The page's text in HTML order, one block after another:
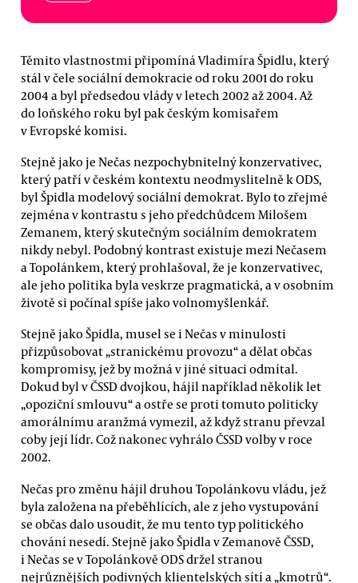
Těmito vlastnostmi připomíná Vladimíra Špidlu, který
stál v čele sociální demokracie od roku 2001 do roku
2004 a byl předsedou vlády v letech 2002 až 2004. Až
do loňského roku byl pak českým komisařem
v Evropské komisi.
Stejně jako je Nečas nezpochybnitelný konzervativec,
který patří v českém kontextu neodmyslitelně k ODS,
byl Špidla modelový sociální demokrat. Bylo to zřejmé
zejména v kontrastu s jeho předchůdcem Milošem
Zemanem, který skutečným sociálním demokratem
nikdy nebyl. Podobný kontrast existuje mezi Nečasem
a Topolánkem, který prohlašoval, že je konzervativec,
ale jeho politika byla veskrze pragmatická, a v osobním
životě si počínal spíše jako volnomyšlenkář.
Stejně jako Špidla, musel se i Nečas v minulosti
přizpůsobovat „stranickému provozu“ a dělat občas
kompromisy, jež by možná v jiné situaci odmítal.
Dokud byl v ČSSD dvojkou, hájil například několik let
„opoziční smlouvu“ a ostře se proti tomuto politicky
amorálnímu aranžmá vymezil, až když stranu převzal
coby její lídr. Což nakonec vyhrálo ČSSD volby v roce
2002.
Nečas pro změnu hájil druhou Topolánkovu vládu, jež
byla založena na přeběhlících, ale z jeho vystupování
se občas dalo usoudit, že mu tento typ politického
chování nesedí. Stejně jako Špidla v Zemanově ČSSD,
i Nečas se v Topolánkově ODS držel stranou
nejrůznějších podivných klientelských sítí a „kmotrů“.